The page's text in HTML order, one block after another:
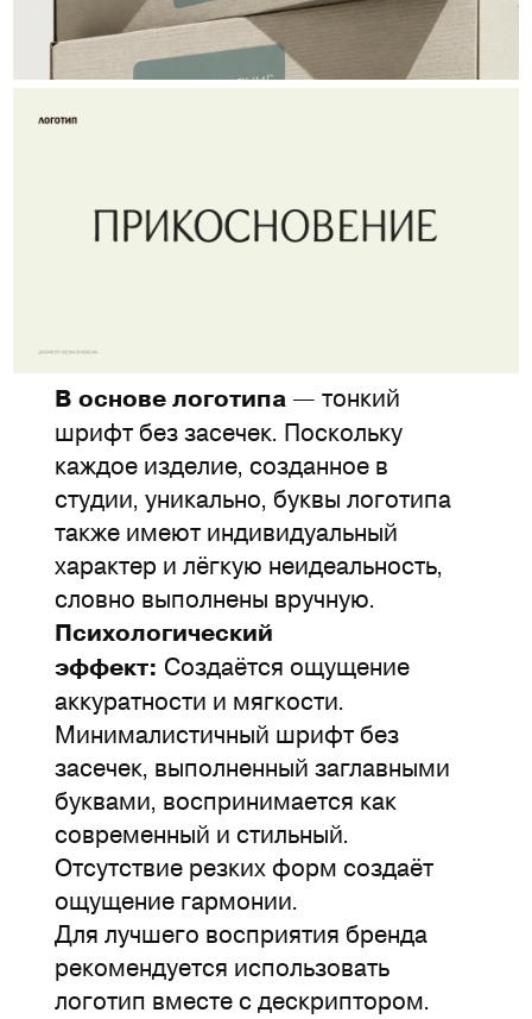
В основе логотипа — тонкий
шрифт без засечек. Поскольку
каждое изделие, созданное в
студии, уникально, буквы логотипа
также имеют индивидуальный
характер и лёгкую неидеальность,
словно выполнены вручную.
Психологический
эффект: Создаётся ощущение
аккуратности и мягкости.
Минималистичный шрифт без
засечек, выполненный заглавными
буквами, воспринимается как
современный и стильный.
Отсутствие резких форм создаёт
ощущение гармонии.
Для лучшего восприятия бренда
рекомендуется использовать
логотип вместе с дескриптором.